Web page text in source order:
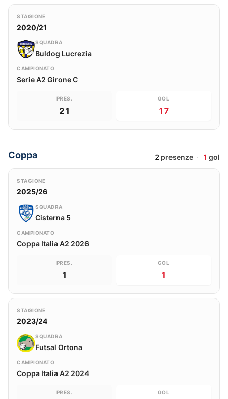
STAGIONE
2020/21
SQUADRA
Buldog Lucrezia
CAMPIONATO
Serie A2 Girone C
PRES.
21
GOL
17
Coppa 2 presenze · 1 gol
STAGIONE
2025/26
SQUADRA
Cisterna 5
CAMPIONATO
Coppa Italia A2 2026
PRES.
1
GOL
1
STAGIONE
2023/24
SQUADRA
Futsal Ortona
CAMPIONATO
Coppa Italia A2 2024
PRES. GOL